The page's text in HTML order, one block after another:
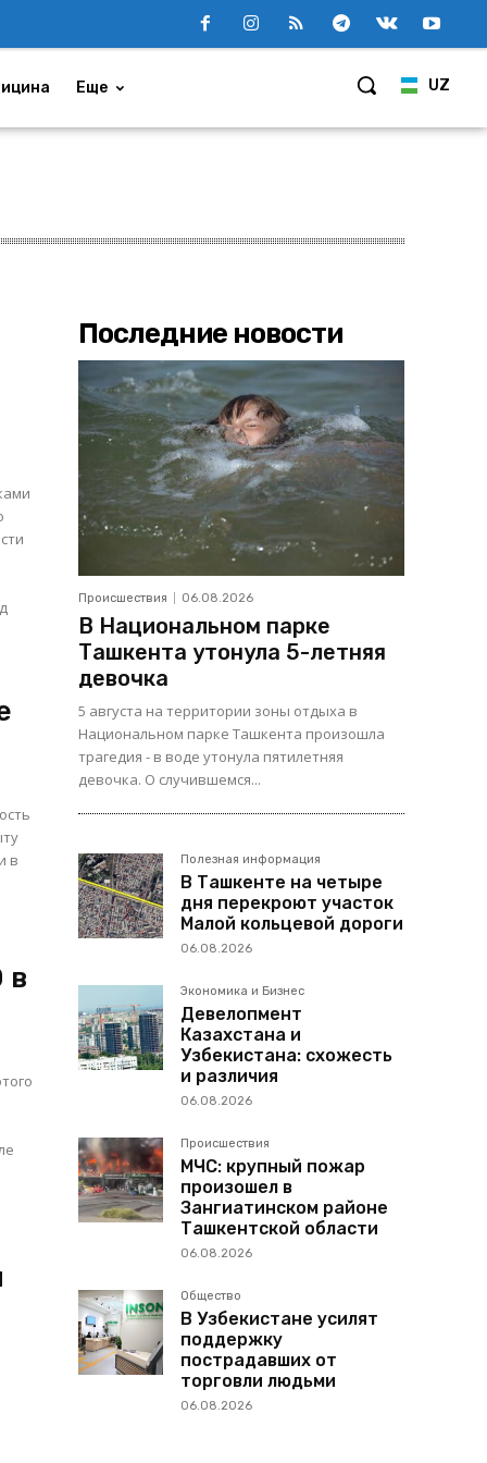
UZ
Еще
в
в
Последние новости
Происшествия 06.08.2026
В Национальном парке
Ташкента утонула 5-летняя
девочка
5 августа на территории зоны отдыха в
Национальном парке Ташкента произошла
трагедия - в воде утонула пятилетняя
девочка. О случившемся...
Полезная информация
В Ташкенте на четыре
дня перекроют участок
Малой кольцевой дороги
06.08.2026
Экономика и Бизнес
Девелопмент
Казахстана и
Узбекистана: схожесть
и различия
06.08.2026
Происшествия
МЧС: крупный пожар
произошел в
Зангиатинском районе
Ташкентской области
06.08.2026
Общество
В Узбекистане усилят
поддержку
пострадавших от
торговли людьми
06.08.2026